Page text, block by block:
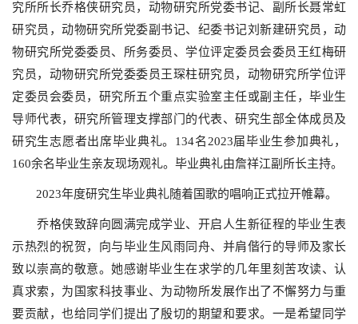
究所所长乔格侠研究员，动物研究所党委书记、副所长聂常虹
研究员，动物研究所党委副书记、纪委书记刘新建研究员，动
物研究所党委委员、所务委员、学位评定委员会委员王红梅研
究员，动物研究所党委委员王琛柱研究员，动物研究所学位评
定委员会委员，研究所五个重点实验室主任或副主任，毕业生
导师代表，研究所管理支撑部门的代表、研究生部全体成员及
研究生志愿者出席毕业典礼。134名2023届毕业生参加典礼，
160余名毕业生亲友现场观礼。毕业典礼由詹祥江副所长主持。
2023年度研究生毕业典礼随着国歌的唱响正式拉开帷幕。
乔格侠致辞向圆满完成学业、开启人生新征程的毕业生表
示热烈的祝贺，向与毕业生风雨同舟、并肩偕行的导师及家长
致以崇高的敬意。她感谢毕业生在求学的几年里刻苦攻读、认
真求索，为国家科技事业、为动物所发展作出了不懈努力与重
要贡献，也给同学们提出了殷切的期望和要求。一是希望同学